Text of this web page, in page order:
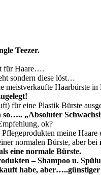
Teezer.
für Haare….
sondern diese löst…
meistverkaufte Haarbürste in
für eine Plastik Bürste
so….. „Absoluter
ok?
meine
normalen Bürste, aber bei
eine normale Bürste.
– Shampoo u.
habe, aber…..günstiger